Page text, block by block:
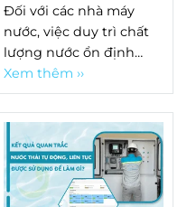
biến chuyên dụng, mỗi
cảm biến đảm nhận
việc theo dõi một thông
số môi trường khác
nhau.
Đối với các nhà máy
nước, việc duy trì chất
lượng nước ổn định
không chỉ là yêu cầu về
kỹ thuật mà còn là trách
nhiệm đối với sức khỏe
cộng đồng. Vì vậy, bên
cạnh quy trình xử lý
nước, nhiều đơn vị đã
đầu tưhệ thống quan
Xem thêm ››